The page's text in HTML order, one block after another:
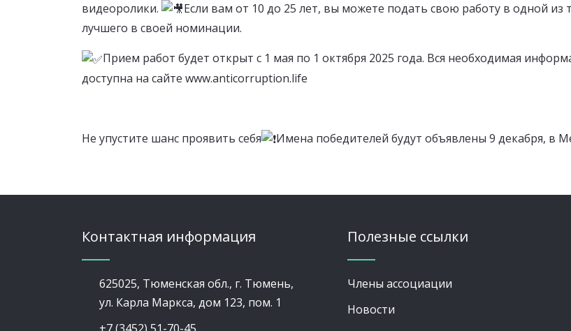
видеоролики.
Если вам от 10 до 25 лет, вы можете подать свою работу в одной из
лучшего в своей номинации.
Прием работ будет открыт с 1 мая по 1 октября 2025 года. Вся необходимая
доступна на сайте www.anticorruption.life
Не упустите шанс проявить себя ️Имена победителей будут объявлены 9 декабря, в
Контактная информация
625025, Тюменская обл., г. Тюмень,
ул. Карла Маркса, дом 123, пом. 1
Полезные ссылки
Члены ассоциации
Новости